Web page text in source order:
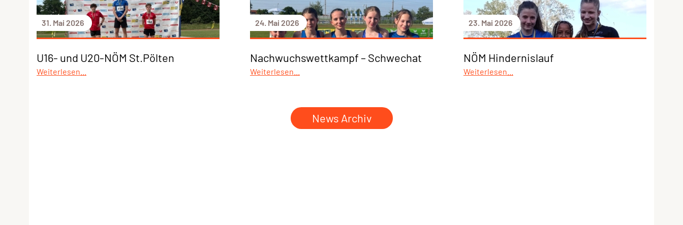
31. Mai 2026
U16- und U20-NÖM St.Pölten
Weiterlesen...
24. Mai 2026
Nachwuchswettkampf – Schwechat
Weiterlesen...
23. Mai 2026
NÖM Hindernislauf
Weiterlesen...
News Archiv